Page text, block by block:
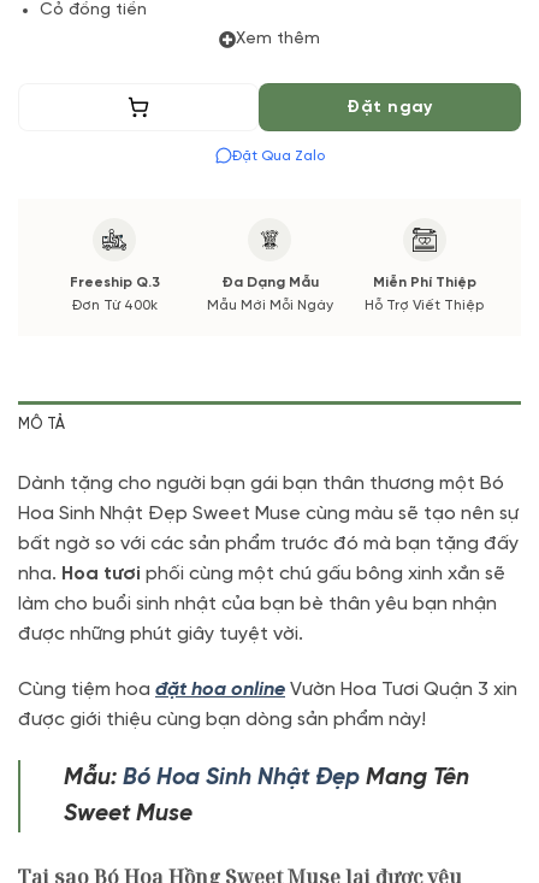
Cỏ đồng tiền
(*) Shop hoa tươi với dịch vụ đặt hoa online Vườn Hoa Tươi
đảm bảo phong cách cắm, tone màu sắc.
Xem thêm
Thêm vào giỏ Đặt ngay
Đặt Qua Zalo
Freeship Q.3
Đơn Từ 400k
Đa Dạng Mẫu
Mẫu Mới Mỗi Ngày
Miễn Phí Thiệp
Hỗ Trợ Viết Thiệp
MÔ TẢ
Dành tặng cho người bạn gái bạn thân thương một Bó
Hoa Sinh Nhật Đẹp Sweet Muse cùng màu sẽ tạo nên sự
bất ngờ so với các sản phẩm trước đó mà bạn tặng đấy
nha. Hoa tươi phối cùng một chú gấu bông xinh xắn sẽ
làm cho buổi sinh nhật của bạn bè thân yêu bạn nhận
được những phút giây tuyệt vời.
Cùng tiệm hoa đặt hoa online Vườn Hoa Tươi Quận 3 xin
được giới thiệu cùng bạn dòng sản phẩm này!
Mẫu: Bó Hoa Sinh Nhật Đẹp Mang Tên
Sweet Muse
Tại sao Bó Hoa Hồng Sweet Muse lại được yêu